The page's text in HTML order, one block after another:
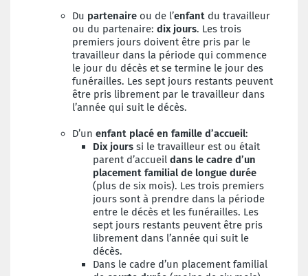
Du partenaire ou de l’enfant du travailleur
ou du partenaire: dix jours. Les trois
premiers jours doivent être pris par le
travailleur dans la période qui commence
le jour du décès et se termine le jour des
funérailles. Les sept jours restants peuvent
être pris librement par le travailleur dans
l’année qui suit le décès.
D’un enfant placé en famille d’accueil:
Dix jours si le travailleur est ou était
parent d’accueil dans le cadre d’un
placement familial de longue durée
(plus de six mois). Les trois premiers
jours sont à prendre dans la période
entre le décès et les funérailles. Les
sept jours restants peuvent être pris
librement dans l’année qui suit le
décès.
Dans le cadre d’un placement familial